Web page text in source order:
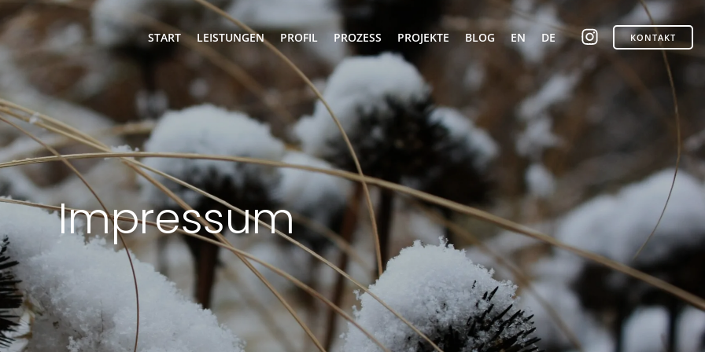
START LEISTUNGEN PROFIL PROZESS PROJEKTE BLOG EN DE KONTAKT
Impressum